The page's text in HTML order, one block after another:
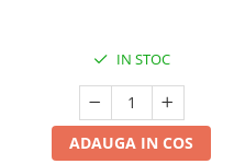
IN STOC
ADAUGA IN COS